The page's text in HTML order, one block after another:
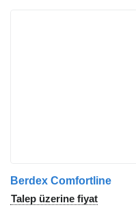
Berdex Comfortline
Talep üzerine fiyat